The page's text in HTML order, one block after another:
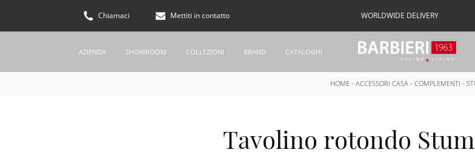
Chiamaci Mettiti in contatto WORLDWIDE DELIVERY
AZIENDA SHOWROOM COLLEZIONI BRAND CATALOGHI
HOME- ACCESSORI CASA- COMPLEMENTI -
Tavolino rotondo